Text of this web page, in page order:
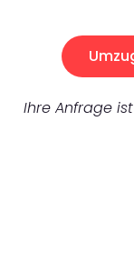
Ihre Anfrage